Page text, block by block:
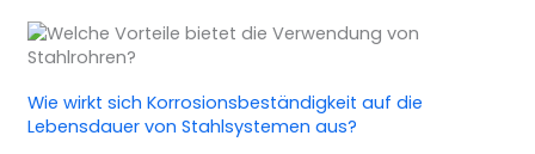
Wie wirkt sich Korrosionsbeständigkeit auf die
Lebensdauer von Stahlsystemen aus?